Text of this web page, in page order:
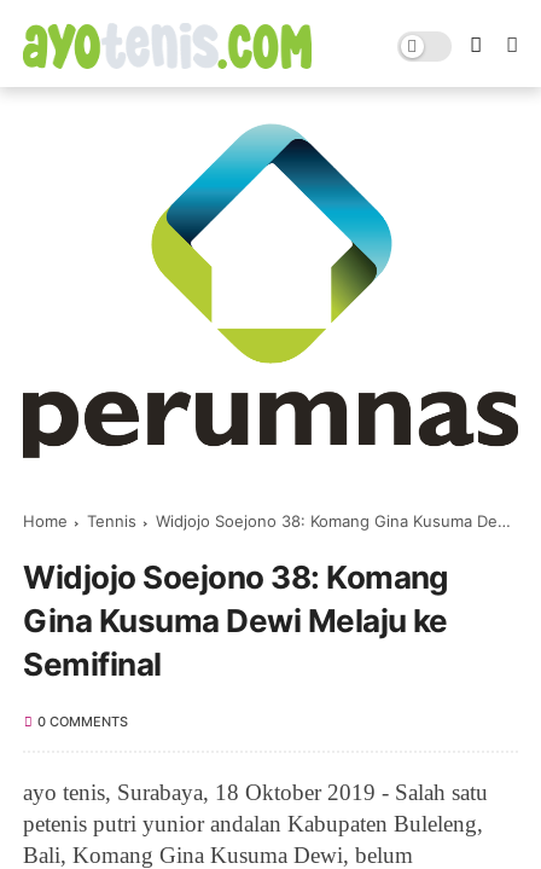
Home Tennis Widjojo Soejono 38: Komang Gina Kusuma Dewi Melaju ke Semifinal
Widjojo Soejono 38: Komang
Gina Kusuma Dewi Melaju ke
Semifinal
0 COMMENTS
ayo tenis, Surabaya, 18 Oktober 2019 - Salah satu
petenis putri yunior andalan Kabupaten Buleleng,
Bali,Komang Gina Kusuma Dewi,belum